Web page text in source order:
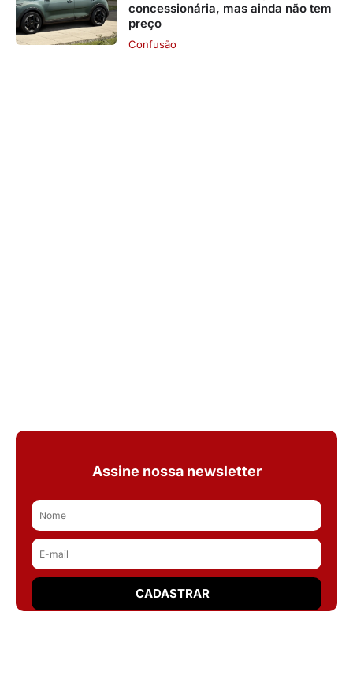
concessionária, mas ainda não tem
preço
Confusão
Assine nossa newsletter